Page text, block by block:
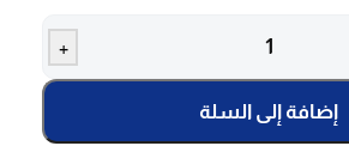
+
إضافة إلى السلة